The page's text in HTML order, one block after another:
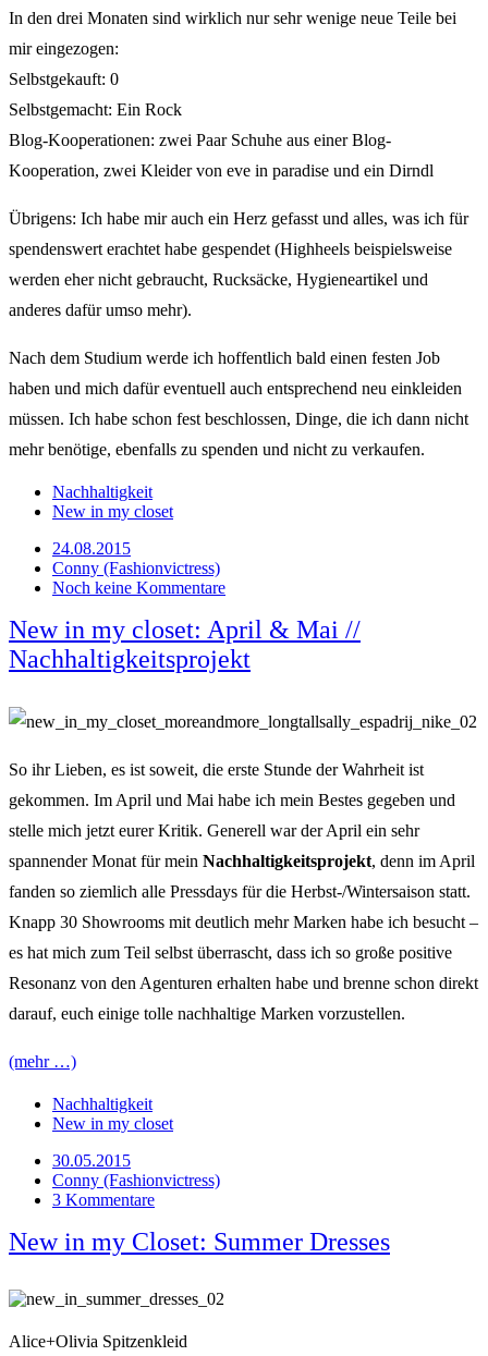
In den drei Monaten sind wirklich nur sehr wenige neue Teile bei
mir eingezogen:
Selbstgekauft: 0
Selbstgemacht: Ein Rock
Blog-Kooperationen: zwei Paar Schuhe aus einer Blog-
Kooperation, zwei Kleider von eve in paradise und ein Dirndl
Übrigens: Ich habe mir auch ein Herz gefasst und alles, was ich für
spendenswert erachtet habe gespendet (Highheels beispielsweise
werden eher nicht gebraucht, Rucksäcke, Hygieneartikel und
anderes dafür umso mehr).
Nach dem Studium werde ich hoffentlich bald einen festen Job
haben und mich dafür eventuell auch entsprechend neu einkleiden
müssen. Ich habe schon fest beschlossen, Dinge, die ich dann nicht
mehr benötige, ebenfalls zu spenden und nicht zu verkaufen.
Nachhaltigkeit
New in my closet
24.08.2015
Conny (Fashionvictress)
Noch keine Kommentare
New in my closet: April & Mai //
Nachhaltigkeitsprojekt
So ihr Lieben, es ist soweit, die erste Stunde der Wahrheit ist
gekommen. Im April und Mai habe ich mein Bestes gegeben und
stelle mich jetzt eurer Kritik. Generell war der April ein sehr
spannender Monat für mein Nachhaltigkeitsprojekt, denn im April
fanden so ziemlich alle Pressdays für die Herbst-/Wintersaison statt.
Knapp 30 Showrooms mit deutlich mehr Marken habe ich besucht –
es hat mich zum Teil selbst überrascht, dass ich so große positive
Resonanz von den Agenturen erhalten habe und brenne schon direkt
darauf, euch einige tolle nachhaltige Marken vorzustellen.
(mehr …)
Nachhaltigkeit
New in my closet
30.05.2015
Conny (Fashionvictress)
3 Kommentare
New in my Closet: Summer Dresses
Alice+Olivia Spitzenkleid